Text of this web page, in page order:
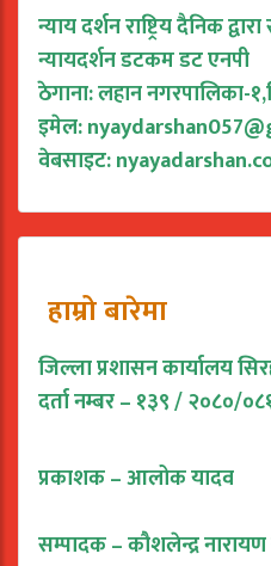
न्याय दर्शन राष्ट्रिय दैनिक
न्यायदर्शन डटकम डट एनपी
ठेगाना: लहान नगरपालिका-
इमेल:
वेबसाइट:
हाम्रो बारेमा
जिल्ला प्रशासन कार्यालय
दर्ता नम्बर – १३९ / २०८०/
प्रकाशक – आलोक यादव
सम्पादक – कौशलेन्द्र नारायण